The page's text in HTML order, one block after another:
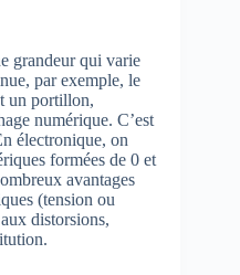
grandeur qui varie
par exemple, le
un portillon,
numérique. C’est
électronique, on
formées de 0 et
avantages
(tension ou
distorsions,